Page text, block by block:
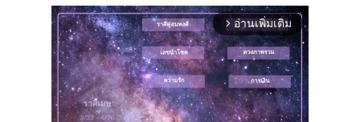
arrow_forward_ios อ่านเพิ่มเติม